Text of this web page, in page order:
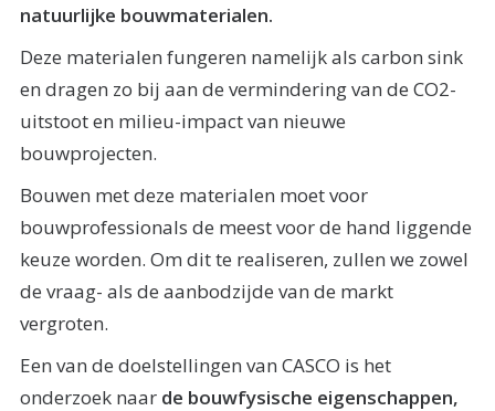
natuurlijke bouwmaterialen.
Deze materialen fungeren namelijk als carbon sink
en dragen zo bij aan de vermindering van de CO2-
uitstoot en milieu-impact van nieuwe
bouwprojecten.
Bouwen met deze materialen moet voor
bouwprofessionals de meest voor de hand liggende
keuze worden. Om dit te realiseren, zullen we zowel
de vraag- als de aanbodzijde van de markt
vergroten.
Een van de doelstellingen van CASCO is het
onderzoek naar de bouwfysische eigenschappen,